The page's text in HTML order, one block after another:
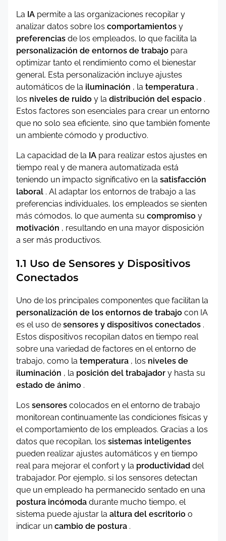
La IA permite a las organizaciones recopilar y
analizar datos sobre los comportamientos y
preferencias de los empleados, lo que facilita la
personalización de entornos de trabajo para
optimizar tanto el rendimiento como el bienestar
general. Esta personalización incluye ajustes
automáticos de la iluminación , la temperatura ,
los niveles de ruido y la distribución del espacio .
Estos factores son esenciales para crear un entorno
que no solo sea eficiente, sino que también fomente
un ambiente cómodo y productivo.
La capacidad de la IA para realizar estos ajustes en
tiempo real y de manera automatizada está
teniendo un impacto significativo en la satisfacción
laboral . Al adaptar los entornos de trabajo a las
preferencias individuales, los empleados se sienten
más cómodos, lo que aumenta su compromiso y
motivación , resultando en una mayor disposición
a ser más productivos.
1.1 Uso de Sensores y Dispositivos
Conectados
Uno de los principales componentes que facilitan la
personalización de los entornos de trabajo con IA
es el uso de sensores y dispositivos conectados .
Estos dispositivos recopilan datos en tiempo real
sobre una variedad de factores en el entorno de
trabajo, como la temperatura , los niveles de
iluminación , la posición del trabajador y hasta su
estado de ánimo .
Los sensores colocados en el entorno de trabajo
monitorean continuamente las condiciones físicas y
el comportamiento de los empleados. Gracias a los
datos que recopilan, los sistemas inteligentes
pueden realizar ajustes automáticos y en tiempo
real para mejorar el confort y la productividad del
trabajador. Por ejemplo, si los sensores detectan
que un empleado ha permanecido sentado en una
postura incómoda durante mucho tiempo, el
sistema puede ajustar la altura del escritorio o
indicar un cambio de postura .